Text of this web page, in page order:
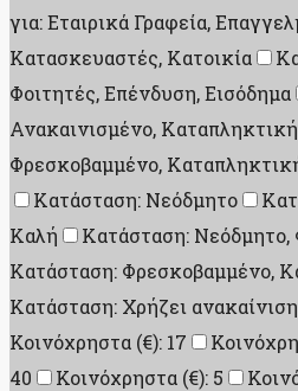
για: Εταιρικά Γραφεία,
Κατασκευαστές, Κατοικία
Φοιτητές, Επένδυση, Εισόδημα
Ανακαινισμένο, Καταπληκτική
Φρεσκοβαμμένο,
Κατάσταση: Νεόδμητο
Καλή
Κατάσταση:
Κατάσταση: Φρεσκοβαμμένο,
Κατάσταση: Χρήζει
Κοινόχρηστα (€): 17
40
Κοινόχρηστα (€): 5